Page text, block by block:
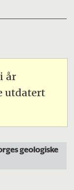
år
utdatert
geologiske